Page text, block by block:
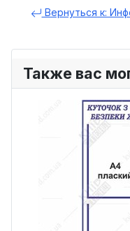
Вернуться к:
Также вас